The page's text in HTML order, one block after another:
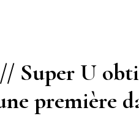
Super U
première